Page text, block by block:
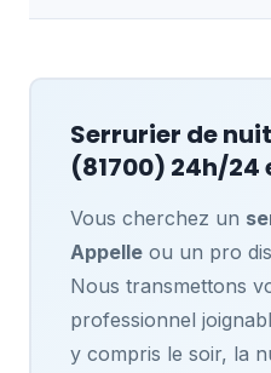
Serrurier de
(81700) 24h/24
Vous cherchez un
Appelleou un pro
Nous transmettons
professionnel
y compris le soir, la